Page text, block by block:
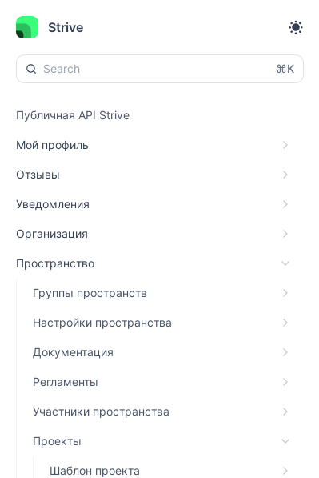
Strive
⌘K
Публичная API Strive
Мой профиль
Отзывы
Уведомления
Организация
Пространство
Группы пространств
Настройки пространства
Документация
Регламенты
Участники пространства
Проекты
Шаблон проекта